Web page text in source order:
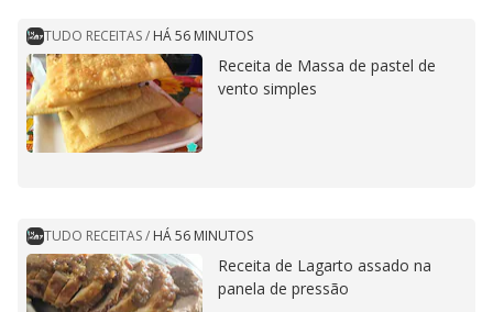
TUDO RECEITAS/ HÁ 56 MINUTOS
Receita de Massa de pastel de
vento simples
TUDO RECEITAS/ HÁ 56 MINUTOS
Receita de Lagarto assado na
panela de pressão